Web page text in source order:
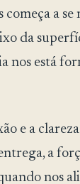
a se
da
nos está
e a
a
nos